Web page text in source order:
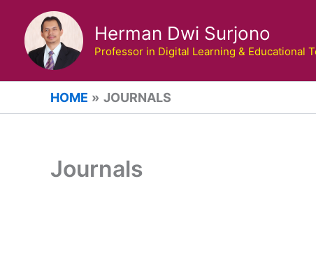
content
Herman Dwi Surjono
Professor in Digital Learning & Educational
HOME JOURNALS
Journals